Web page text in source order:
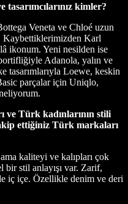
kimler?
Veneta ve Chloé uzun
Kaybettiklerimizden Karl
ikonum. Yeni nesilden ise
Adanola, yalın ve
tasarımlarıyla Loewe, keskin
parçalar için Uniqlo,
ve Türk kadınlarının stili
ettiğiniz Türk markaları
kaliteyi ve kalıpları çok
bir stil anlayışı var. Zarif,
iç içe. Özellikle denim ve deri